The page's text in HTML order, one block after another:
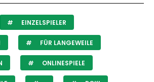
EINZELSPIELER
FÜR LANGEWEILE
ONLINESPIELE